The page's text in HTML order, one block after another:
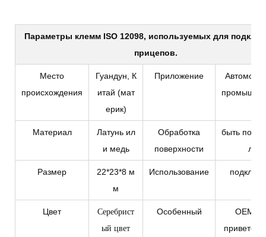
Параметры клемм ISO 12098, используемых для
прицепов.
Место
происхождения
Гуандун, К
итай (мат
ерик)
Приложение
Материал
Латунь ил
и медь
Обработка
поверхности
быть
лем
Размер
22*23*8 м
м
Использование
Цвет
Серебрист
ый цвет
Особенный
OEM/